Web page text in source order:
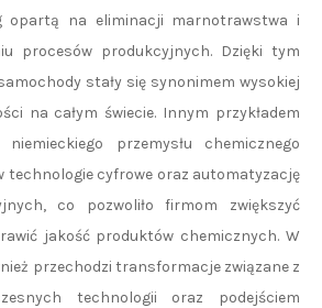
opartą na eliminacji marnotrawstwa i
procesów produkcyjnych. Dzięki tym
stały się synonimem wysokiej
na całym świecie. Innym przykładem
przemysłu chemicznego
technologie cyfrowe oraz automatyzację
co pozwoliło firmom zwiększyć
jakość produktów chemicznych. W
przechodzi transformacje związane z
technologii oraz podejściem